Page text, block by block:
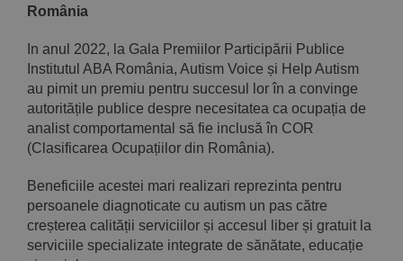
România
In anul 2022, la Gala Premiilor Participării Publice
Institutul ABA România, Autism Voice și Help Autism
au pimit un premiu pentru succesul lor în a convinge
autoritățile publice despre necesitatea ca ocupația de
analist comportamental să fie inclusă în COR
(Clasificarea Ocupațiilor din România).
Beneficiile acestei mari realizari reprezinta pentru
persoanele diagnoticate cu autism un pas către
creșterea calității serviciilor și accesul liber și gratuit la
serviciile specializate integrate de sănătate, educație